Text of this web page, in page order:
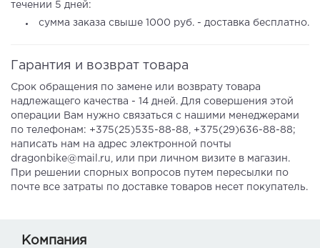
течении 5 дней:
сумма заказа свыше 1000 руб. - доставка бесплатно.
Гарантия и возврат товара
Срок обращения по замене или возврату товара
надлежащего качества - 14 дней. Для совершения этой
операции Вам нужно связаться с нашими менеджерами
по телефонам: +375(25)535-88-88, +375(29)636-88-88;
написать нам на адрес электронной почты
dragonbike@mail.ru, или при личном визите в магазин.
При решении спорных вопросов путем пересылки по
почте все затраты по доставке товаров несет покупатель.
Компания